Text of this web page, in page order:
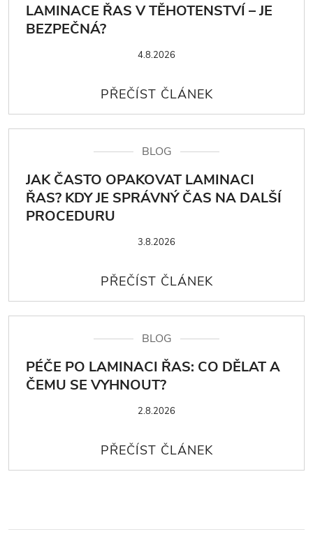
LAMINACE ŘAS V TĚHOTENSTVÍ – JE
BEZPEČNÁ?
4.8.2026
BLOG
JAK ČASTO OPAKOVAT LAMINACI
ŘAS? KDY JE SPRÁVNÝ ČAS NA DALŠÍ
PROCEDURU
3.8.2026
BLOG
PÉČE PO LAMINACI ŘAS: CO DĚLAT A
ČEMU SE VYHNOUT?
2.8.2026